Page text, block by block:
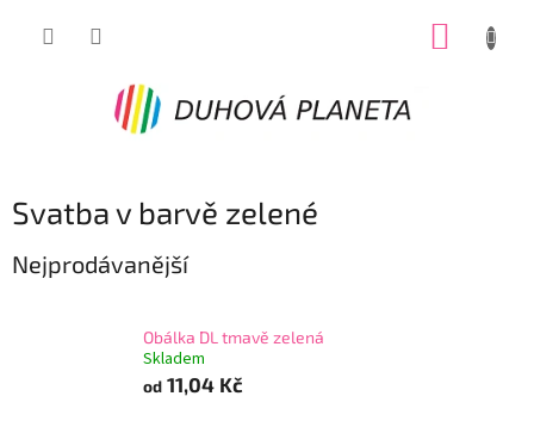
Svatba v barvě zelené
Nejprodávanější
Obálka DL tmavě zelená
Skladem
od 11,04 Kč